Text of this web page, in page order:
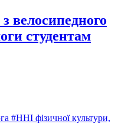
велосипедного
студентам
#ННІ фізичної культури,